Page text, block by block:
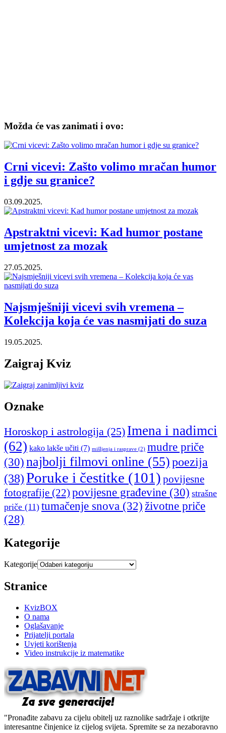
Možda će vas zanimati i ovo:
Crni vicevi: Zašto volimo mračan humor
i gdje su granice?
03.09.2025.
Apstraktni vicevi: Kad humor postane
umjetnost za mozak
27.05.2025.
Najsmješniji vicevi svih vremena –
Kolekcija koja će vas nasmijati do suza
19.05.2025.
Zaigraj Kviz
Oznake
Horoskop i astrologija (25) Imena i nadimci
(62) kako lakše učiti (7) mišljenja i rasprave (2) mudre priče
(30) najbolji filmovi online (55)poezija
(38)Poruke i čestitke (101) povijesne
fotografije (22) povijesne građevine (30) strašne
priče (11) tumačenje snova (32) životne priče
(28)
Kategorije
Kategorije
Stranice
KvizBOX
O nama
Oglašavanje
Prijatelji portala
Uvjeti korištenja
Video instrukcije iz matematike
"Pronađite zabavu za cijelu obitelj uz raznolike sadržaje i otkrijte
interesantne činjenice iz cijelog svijeta. Spremite se za nezaboravno